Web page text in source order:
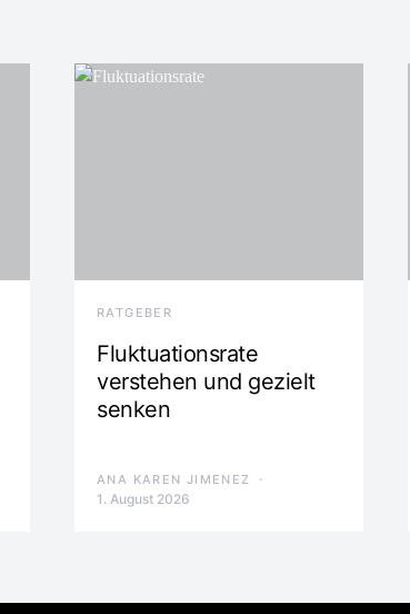
RATGEBER
Fluktuationsrate
verstehen und gezielt
senken
ANA KAREN JIMENEZ
1. August 2026